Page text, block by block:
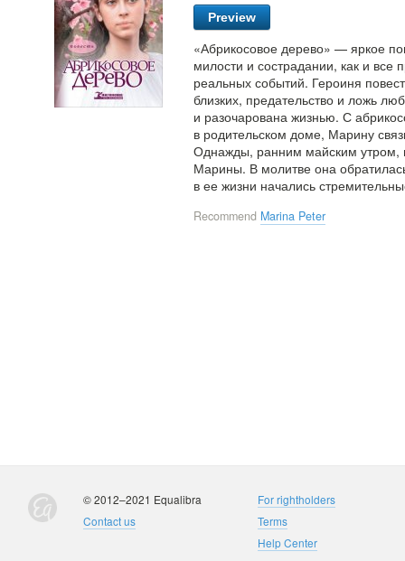
Preview
«Абрикосовое дерево» — яркое
милости и сострадании, как и
реальных событий. Героиня
близких, предательство и ложь
и разочарована жизнью. С
в родительском доме, Марину
Однажды, ранним майским утром,
Марины. В молитве она
в ее жизни начались
Recommend Marina Peter
© 2012–2021 Equalibra
Contact us
For rightholders
Terms
Help Center